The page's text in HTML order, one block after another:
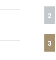
2
3